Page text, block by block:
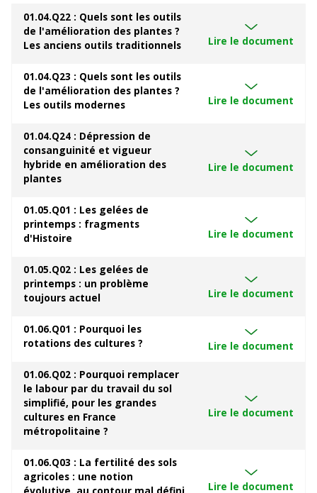
01.04.Q22 : Quels sont les outils
de l'amélioration des plantes ?
Les anciens outils traditionnels
Lire le document
01.04.Q23 : Quels sont les outils
de l'amélioration des plantes ?
Les outils modernes
Lire le document
01.04.Q24 : Dépression de
consanguinité et vigueur
hybride en amélioration des
plantes
Lire le document
01.05.Q01 : Les gelées de
printemps : fragments
d'Histoire
Lire le document
01.05.Q02 : Les gelées de
printemps : un problème
toujours actuel
Lire le document
01.06.Q01 : Pourquoi les
rotations des cultures ?
Lire le document
01.06.Q02 : Pourquoi remplacer
le labour par du travail du sol
simplifié, pour les grandes
cultures en France
métropolitaine ?
Lire le document
01.06.Q03 : La fertilité des sols
agricoles : une notion
Lire le document